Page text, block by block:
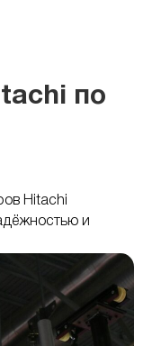
по
Hitachi
и